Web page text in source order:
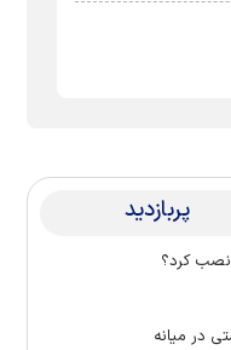
پربازدید
نصب کرد؟